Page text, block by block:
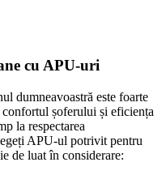
cu APU-uri
dumneavoastră este foarte
confortul șoferului și eficiența
la respectarea
APU-ul potrivit pentru
de luat în considerare: